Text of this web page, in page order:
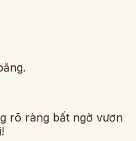
rõ ràng bất ngờ vươn